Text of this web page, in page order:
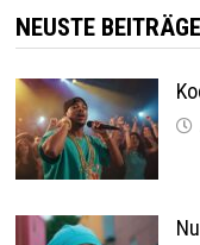
NEUSTE BEITRÄGE